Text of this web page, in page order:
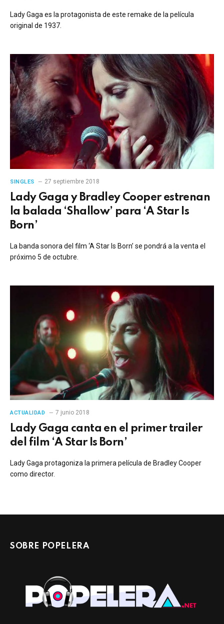
Lady Gaga es la protagonista de este remake de la película
original de 1937.
SINGLES 27 septiembre 2018
Lady Gaga y Bradley Cooper estrenan
la balada ‘Shallow’ para ‘A Star Is
Born’
La banda sonora del film ‘A Star Is Born’ se pondrá a la venta el
próximo 5 de octubre.
ACTUALIDAD 7 junio 2018
Lady Gaga canta en el primer trailer
del film ‘A Star Is Born’
Lady Gaga protagoniza la primera película de Bradley Cooper
como director.
SOBRE POPELERA